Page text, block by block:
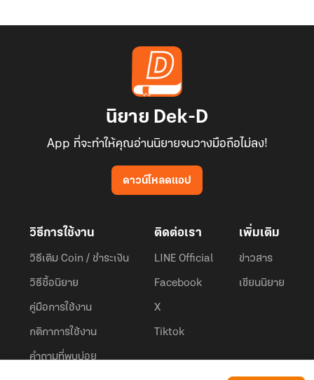
นิยาย Dek-D
App ที่จะทำให้คุณอ่านนิยายจนวางมือถือไม่ลง!
ดาวน์โหลดแอป
วิธีการใช้งาน
วิธีเติม Coin / ชำระเงิน
วิธีซื้อนิยาย
คู่มือการใช้งาน
กติกาการใช้งาน
คำถามที่พบบ่อย
ติดต่อเรา
LINE Official
Facebook
X
Tiktok
เพิ่มเติม
ข่าวสาร
เขียนนิยาย